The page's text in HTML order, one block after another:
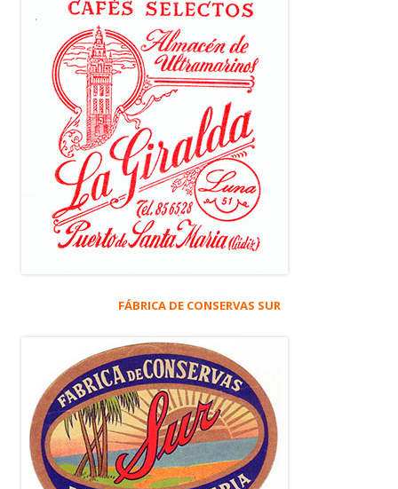
FÁBRICA DE CONSERVAS SUR